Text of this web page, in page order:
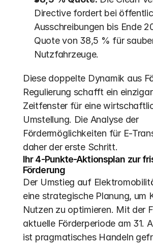
Directive fordert bei
Ausschreibungen bis Ende
Quote von 38,5 % für
Nutzfahrzeuge.
Diese doppelte Dynamik aus
Regulierung schafft ein
Zeitfenster für eine
Umstellung. Die Analyse der
Fördermöglichkeiten für E-
daher der erste Schritt.
Ihr 4-Punkte-Aktionsplan zur
Förderung
Der Umstieg auf
eine strategische Planung, um
Nutzen zu optimieren. Mit der
aktuelle Förderperiode am 31.
ist pragmatisches Handeln